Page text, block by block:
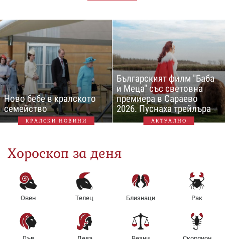
Ново бебе в кралското
семейство
КРАЛСКИ НОВИНИ
Българският филм "Баба
и Меца" със световна
премиера в Сараево
2026. Пуснаха трейлъра
АКТУАЛНО
Хороскоп за деня
Овен Телец Близнаци Рак